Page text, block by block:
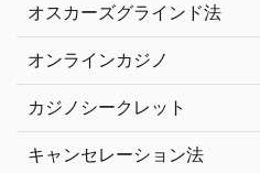
オスカーズグラインド法
オンラインカジノ
カジノシークレット
キャンセレーション法